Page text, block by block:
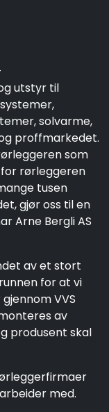
utstyr til
solvarme,
proffmarkedet.
som
rørleggeren
tusen
gjør oss til en
Arne Bergli AS
av et stort
for at vi
VVS
av
produsent skal
med.